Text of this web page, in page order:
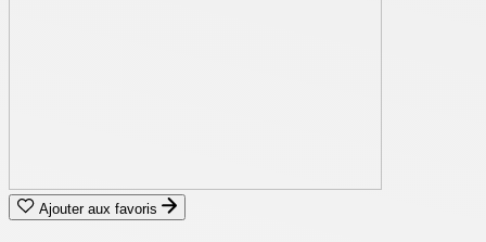
Ajouter aux favoris